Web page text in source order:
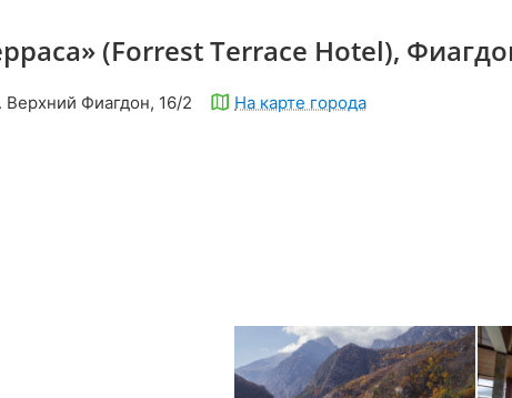
(Forrest Terrace Hotel),
Фиагдон, 16/2 На карте города